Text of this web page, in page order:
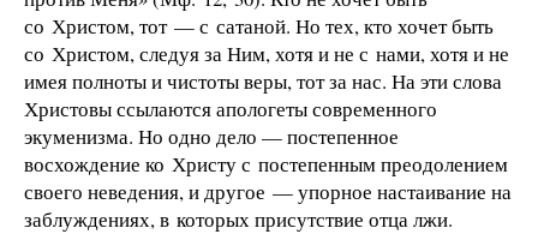
со Христом, тот — с сатаной. Но тех, кто хочет быть
со Христом, следуя за Ним, хотя и не с нами, хотя и не
имея полноты и чистоты веры, тот за нас. На эти слова
Христовы ссылаются апологеты современного
экуменизма. Но одно дело — постепенное
восхождение ко Христу с постепенным преодолением
своего неведения, и другое — упорное настаивание на
заблуждениях, в которых присутствие отца лжи.